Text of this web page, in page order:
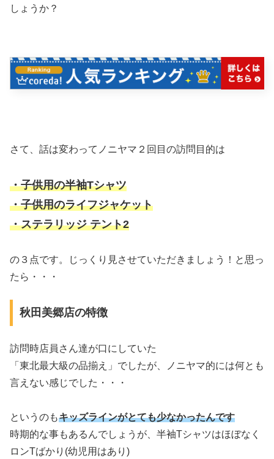
しょうか？
さて、話は変わってノニヤマ２回目の訪問目的は
・子供用の半袖Tシャツ
・子供用のライフジャケット
・ステラリッジ テント2
の３点です。じっくり見させていただきましょう！と思っ
たら・・・
秋田美郷店の特徴
訪問時店員さん達が口にしていた
「東北最大級の品揃え」でしたが、ノニヤマ的には何とも
言えない感じでした・・・
というのもキッズラインがとても少なかったんです
時期的な事もあるんでしょうが、半袖Tシャツはほぼなく
ロンTばかり(幼児用はあり)